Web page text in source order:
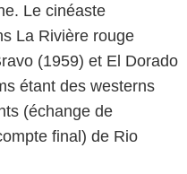
Le cinéaste
La Rivière rouge
(1959) et El Dorado
étant des westerns
(échange de
final) de Rio